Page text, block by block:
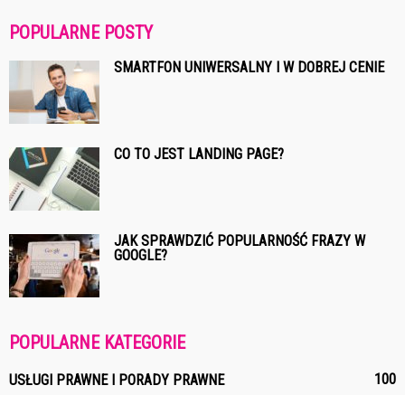
POPULARNE POSTY
SMARTFON UNIWERSALNY I W DOBREJ CENIE
CO TO JEST LANDING PAGE?
JAK SPRAWDZIĆ POPULARNOŚĆ FRAZY W
GOOGLE?
POPULARNE KATEGORIE
USŁUGI PRAWNE I PORADY PRAWNE
100